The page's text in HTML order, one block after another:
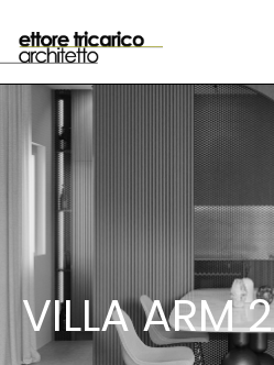
VILLA ARM 2